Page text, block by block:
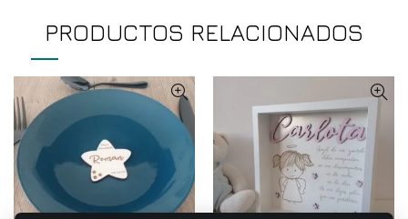
PRODUCTOS RELACIONADOS